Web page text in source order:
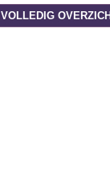
VOLLEDIG